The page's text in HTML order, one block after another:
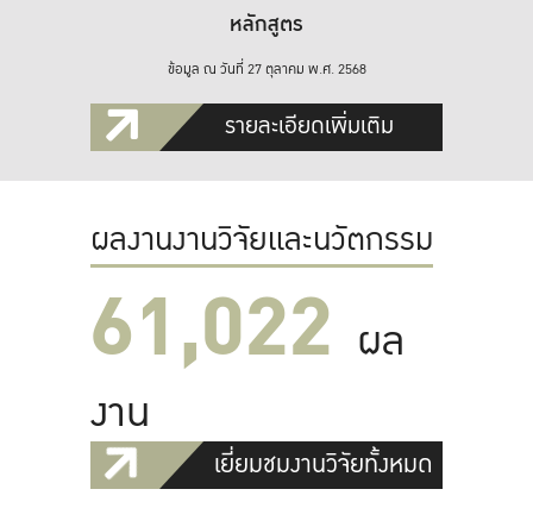
หลักสูตร
ข้อมูล ณ วันที่ 27 ตุลาคม พ.ศ. 2568
รายละเอียดเพิ่มเติม
ผลงานงานวิจัยและนวัตกรรม
61,022 ผล
งาน
เยี่ยมชมงานวิจัยทั้งหมด